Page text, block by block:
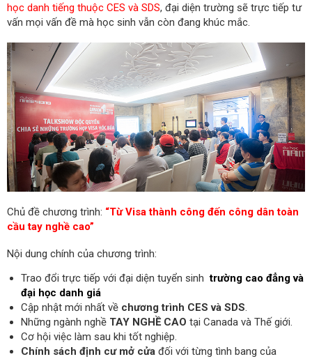
học danh tiếng thuộc CES và SDS, đại diện trường sẽ trực tiếp tư
vấn mọi vấn đề mà học sinh vẫn còn đang khúc mắc.
Chủ đề chương trình: “Từ Visa thành công đến công dân toàn
cầu tay nghề cao”
Nội dung chính của chương trình:
Trao đổi trực tiếp với đại diện tuyển sinh trường cao đẳng và
đại học danh giá
Cập nhật mới nhất về chương trình CES và SDS
Những ngành nghề TAY NGHỀ CAO tại Canada và Thế giới.
Cơ hội việc làm sau khi tốt nghiệp.
Chính sách định cư mở cửa đối với từng tình bang của